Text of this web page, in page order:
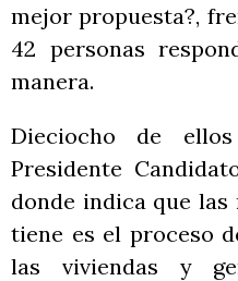
mejor propuesta?,
42 personas
manera.
Dieciocho de
Presidente
donde indica que
tiene es el proceso
las viviendas y